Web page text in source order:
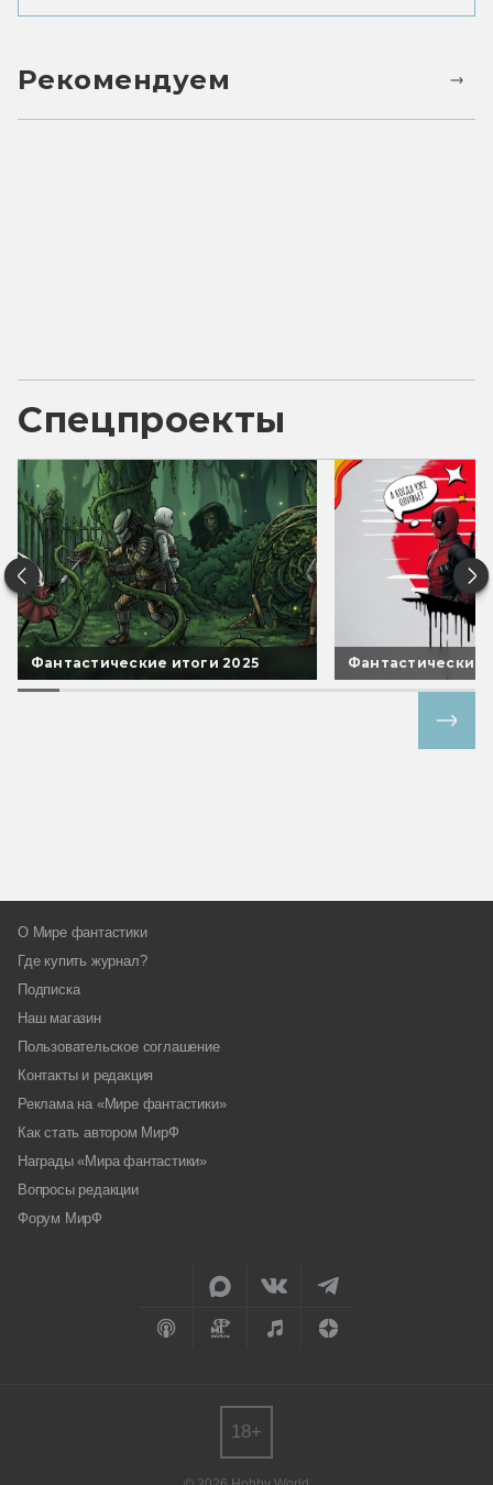
Рекомендуем
Спецпроекты
Фантастические итоги 2025 Фантастические
О Мире фантастики
Где купить журнал?
Подписка
Наш магазин
Пользовательское соглашение
Контакты и редакция
Реклама на «Мире фантастики»
Как стать автором МирФ
Награды «Мира фантастики»
Вопросы редакции
Форум МирФ
18+